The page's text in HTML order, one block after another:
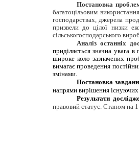
Постановка
багатоцільовим
господарствах, джерела
призвели до цілої низки
сільськогосподарського
Аналіз останніх
приділяється значна
широке коло зазначених
вимагає проведення
змінами.
Постановка
напрями вирішення
Результати
правовий статус. Станом на